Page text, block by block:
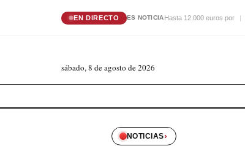
EN DIRECTO ES NOTICIAHasta 12.000 euros por
sábado, 8 de agosto de 2026
NOTICIAS›